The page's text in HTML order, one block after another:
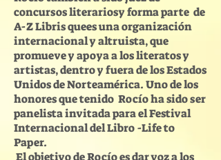
concursos literariosy forma parte de
A-Z Libris quees una organización
internacional y altruista, que
promueve y apoya a los literatos y
artistas, dentro y fuera de los Estados
Unidos de Norteamérica. Uno de los
honores que tenido Rocío ha sido ser
panelista invitada para el Festival
Internacional del Libro -Life to
Paper.
El objetivo de Rocío es dar voz a los